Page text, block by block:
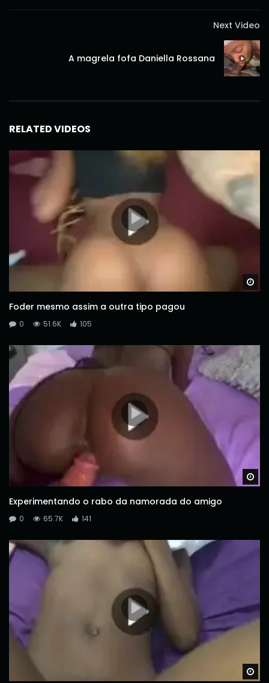
Next Video
A magrela fofa Daniella Rossana
RELATED VIDEOS
Foder mesmo assim a outra tipo pagou
0 51.6K 105
Experimentando o rabo da namorada do amigo
0 65.7K 141